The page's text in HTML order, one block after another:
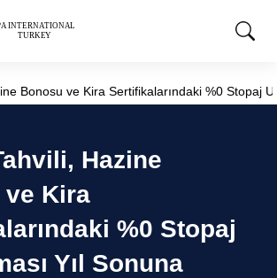
Bonosu ve Kira Sertifikalarındaki %0 Stopaj
Hazine
Kira
%0 Stopaj
Yıl Sonuna